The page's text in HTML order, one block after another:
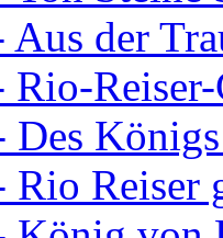
Aus der
Rio-
Des
Reiser